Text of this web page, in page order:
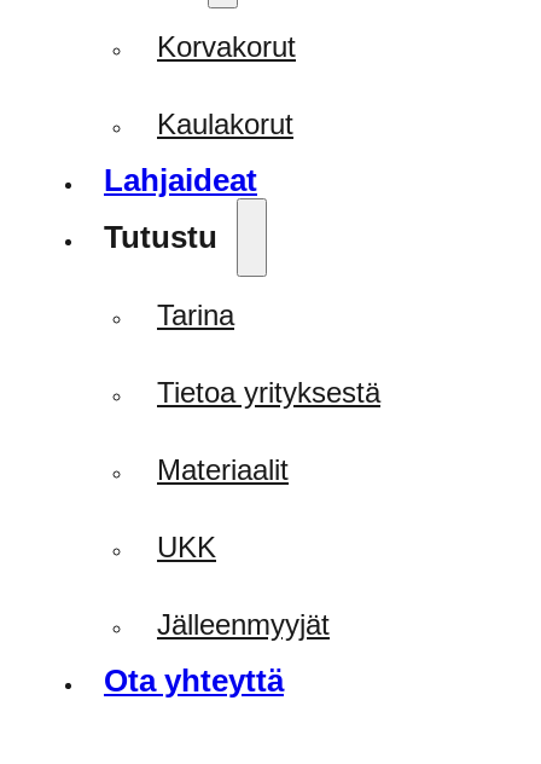
Korvakorut
Kaulakorut
Lahjaideat
Tutustu
Tarina
Tietoa yrityksestä
Materiaalit
UKK
Jälleenmyyjät
Ota yhteyttä